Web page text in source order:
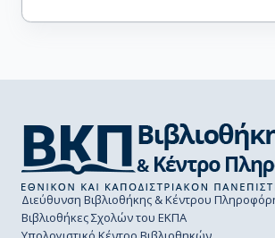
Διεύθυνση Βιβλιοθήκης & Κέντρου
Βιβλιοθήκες Σχολών του ΕΚΠΑ